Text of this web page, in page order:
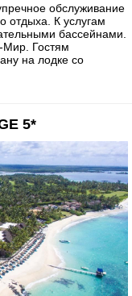
обслуживание
отдыха. К услугам
бассейнами.
Мир. Гостям
на лодке со
5*